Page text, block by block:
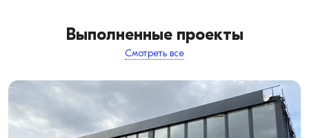
Выполненные проекты
Смотреть все